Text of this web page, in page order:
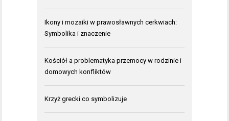
Ikony i mozaiki w prawosławnych cerkwiach:
Symbolika i znaczenie
Kościół a problematyka przemocy w rodzinie i
domowych konfliktów
Krzyż grecki co symbolizuje